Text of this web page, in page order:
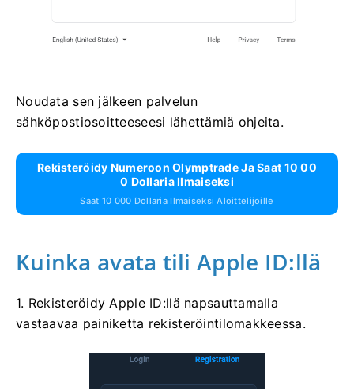
Noudata sen jälkeen palvelun
sähköpostiosoitteeseesi lähettämiä ohjeita.
Rekisteröidy Numeroon Olymptrade Ja Saat 10 00
0 Dollaria Ilmaiseksi
Saat 10 000 Dollaria Ilmaiseksi Aloittelijoille
Kuinka avata tili Apple ID:llä
1. Rekisteröidy Apple ID:llä napsauttamalla
vastaavaa painiketta rekisteröintilomakkeessa.